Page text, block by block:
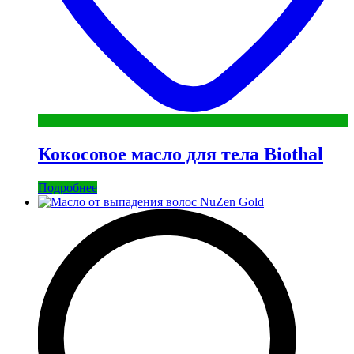
Кокосовое масло для тела Biothal
Подробнее